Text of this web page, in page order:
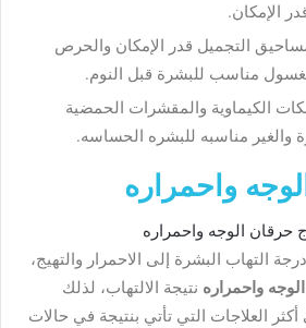
الإمكان.
التجميل قدر الإمكان والحرص
بغسول مناسب للبشرة قبل النوم.
الكيماوية والمقشرات الحمضية
والغير مناسبه للبشره الحساسه.
واحمراره
التهاب البشرة إلى الاحمرار والتهيج،
واحمراره نتيجة الالتهاب، لذلك
العلاجات التي تأتي بنتيجة في حالات